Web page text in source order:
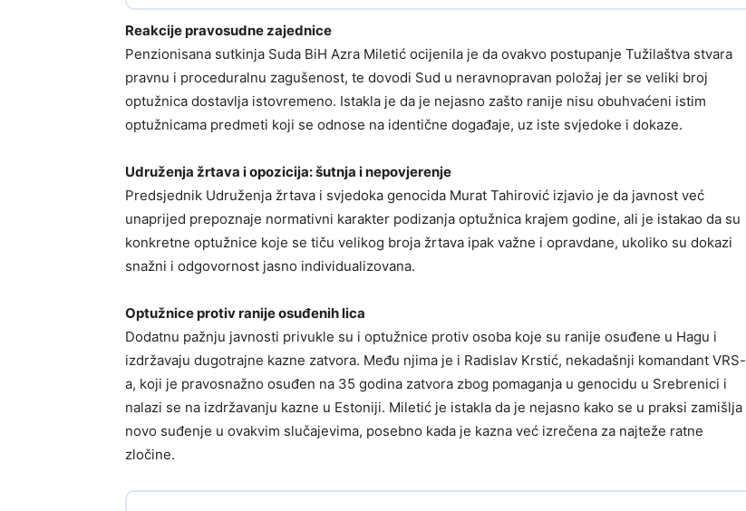
Reakcije pravosudne zajednice
Penzionisana sutkinja Suda BiH Azra Miletić ocijenila je da ovakvo postupanje Tužilaštva stvara
pravnu i proceduralnu zagušenost, te dovodi Sud u neravnopravan položaj jer se veliki broj
optužnica dostavlja istovremeno. Istakla je da je nejasno zašto ranije nisu obuhvaćeni istim
optužnicama predmeti koji se odnose na identične događaje, uz iste svjedoke i dokaze.
Udruženja žrtava i opozicija: šutnja i nepovjerenje
Predsjednik Udruženja žrtava i svjedoka genocida Murat Tahirović izjavio je da javnost već
unaprijed prepoznaje normativni karakter podizanja optužnica krajem godine, ali je istakao da su
konkretne optužnice koje se tiču velikog broja žrtava ipak važne i opravdane, ukoliko su dokazi
snažni i odgovornost jasno individualizovana.
Optužnice protiv ranije osuđenih lica
Dodatnu pažnju javnosti privukle su i optužnice protiv osoba koje su ranije osuđene u Hagu i
izdržavaju dugotrajne kazne zatvora. Među njima je i Radislav Krstić, nekadašnji komandant VRS-
a, koji je pravosnažno osuđen na 35 godina zatvora zbog pomaganja u genocidu u Srebrenici i
nalazi se na izdržavanju kazne u Estoniji. Miletić je istakla da je nejasno kako se u praksi zamišlja
novo suđenje u ovakvim slučajevima, posebno kada je kazna već izrečena za najteže ratne
zločine.